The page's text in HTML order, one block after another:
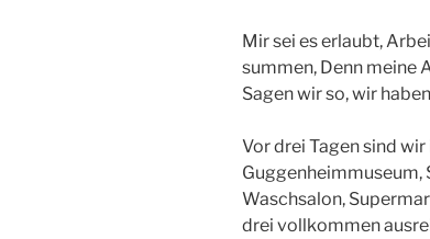
Mir sei es erlaubt,
summen, Denn meine
Sagen wir so, wir
Vor drei Tagen sind
Guggenheimmuseum,
Waschsalon,
drei vollkommen